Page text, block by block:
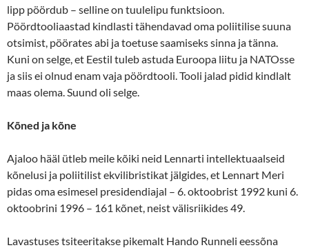
lipp pöördub – selline on tuulelipu funktsioon.
Pöördtooliaastad kindlasti tähendavad oma poliitilise suuna
otsimist, pöörates abi ja toetuse saamiseks sinna ja tänna.
Kuni on selge, et Eestil tuleb astuda Euroopa liitu ja NATOsse
ja siis ei olnud enam vaja pöördtooli. Tooli jalad pidid kindlalt
maas olema. Suund oli selge.
Kõned ja kõne
Ajaloo hääl ütleb meile kõiki neid Lennarti intellektuaalseid
kõnelusi ja poliitilist ekvilibristikat jälgides, et Lennart Meri
pidas oma esimesel presidendiajal – 6. oktoobrist 1992 kuni 6.
oktoobrini 1996 – 161 kõnet, neist välisriikides 49.
Lavastuses tsiteeritakse pikemalt Hando Runneli eessõna